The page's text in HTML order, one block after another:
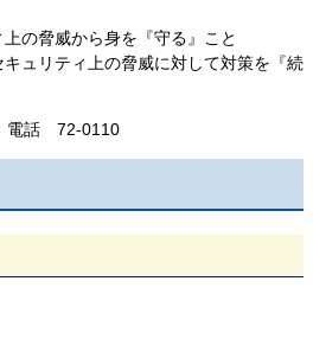
の脅威から身を『守る』こと
ュリティ上の脅威に対して対策を『続
電話 72-0110